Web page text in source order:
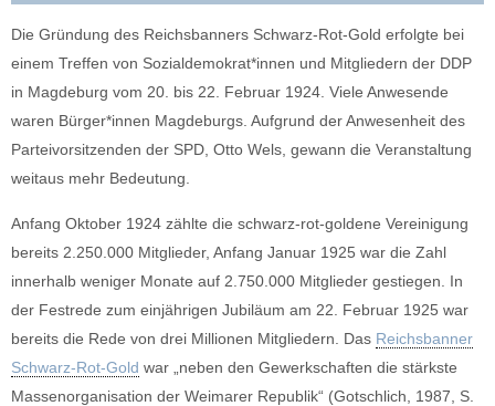
Die Gründung des Reichsbanners Schwarz-Rot-Gold erfolgte bei
einem Treffen von Sozialdemokrat*innen und Mitgliedern der DDP
in Magdeburg vom 20. bis 22. Februar 1924. Viele Anwesende
waren Bürger*innen Magdeburgs. Aufgrund der Anwesenheit des
Parteivorsitzenden der SPD, Otto Wels, gewann die Veranstaltung
weitaus mehr Bedeutung.
Anfang Oktober 1924 zählte die schwarz-rot-goldene Vereinigung
bereits 2.250.000 Mitglieder, Anfang Januar 1925 war die Zahl
innerhalb weniger Monate auf 2.750.000 Mitglieder gestiegen. In
der Festrede zum einjährigen Jubiläum am 22. Februar 1925 war
bereits die Rede von drei Millionen Mitgliedern. Das Reichsbanner
Schwarz-Rot-Gold war „neben den Gewerkschaften die stärkste
Massenorganisation der Weimarer Republik“ (Gotschlich, 1987, S.